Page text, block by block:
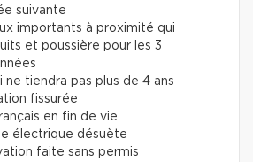
suivante
importants à proximité qui
et poussière pour les 3
ne tiendra pas plus de 4 ans
fissurée
en fin de vie
électrique désuète
faite sans permis